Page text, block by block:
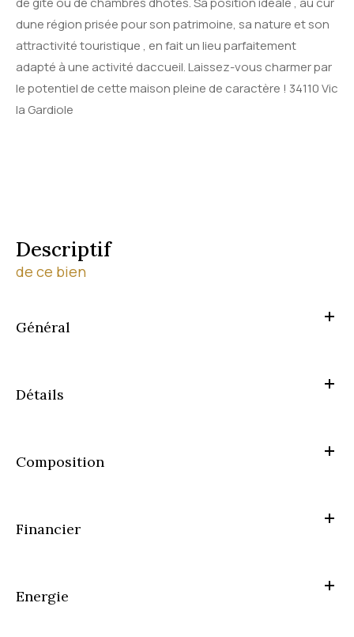
dune région prisée pour son patrimoine, sa nature et son
attractivité touristique , en fait un lieu parfaitement
adapté à une activité daccueil. Laissez-vous charmer par
le potentiel de cette maison pleine de caractère ! 34110 Vic
la Gardiole
descriptif
de ce bien
Général
Détails
Composition
Financier
Energie